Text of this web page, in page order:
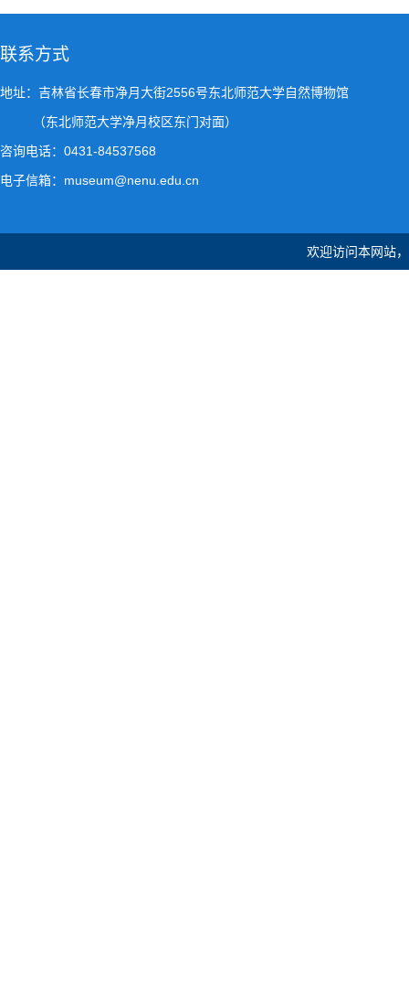
联系方式
地址：吉林省长春市净月大街2556号东北师范大学自然博物馆
（东北师范大学净月校区东门对面）
咨询电话：0431-84537568
电子信箱：museum@nenu.edu.cn
欢迎访问本网站